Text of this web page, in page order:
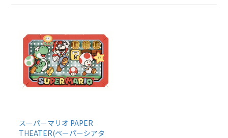
スーパーマリオ PAPER
THEATER(ペーパーシアタ